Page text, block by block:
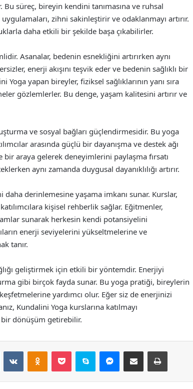
Bu süreç, bireyin kendini tanımasına ve ruhsal
zihni sakinleştirir ve odaklanmayı artırır.
daha etkili bir şekilde başa çıkabilirler.
Asanalar, bedenin esnekliğini artırırken aynı
enerji akışını teşvik eder ve bedenin sağlıklı bir
Yoga yapan bireyler, fiziksel sağlıklarının yanı sıra
gözlemlerler. Bu denge, yaşam kalitesini artırır ve
ve sosyal bağları güçlendirmesidir. Bu yoga
arasında güçlü bir dayanışma ve destek ağı
araya gelerek deneyimlerini paylaşma fırsatı
aynı zamanda duygusal dayanıklılığı artırır.
daha derinlemesine yaşama imkanı sunar. Kurslar,
kişisel rehberlik sağlar. Eğitmenler,
sunarak herkesin kendi potansiyelini
enerji seviyelerini yükseltmelerine ve
tanır.
geliştirmek için etkili bir yöntemdir. Enerjiyi
gibi birçok fayda sunar. Bu yoga pratiği, bireylerin
yardımcı olur. Eğer siz de enerjinizi
Kundalini Yoga kurslarına katılmayı
dönüşüm getirebilir.
VKontakteOdnoklassniki
Pocket Skype Messenger
E-Posta ile paylaş Yazdır